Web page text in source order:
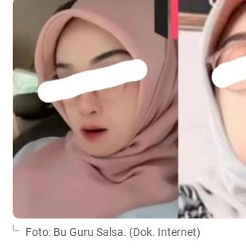
Foto: Bu Guru Salsa. (Dok. Internet)